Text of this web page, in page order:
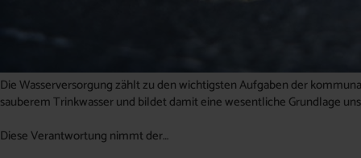
Die Wasserversorgung zählt zu den wichtigsten Aufgaben der
sauberem Trinkwasser und bildet damit eine wesentliche Grundlage
Diese Verantwortung nimmt der…